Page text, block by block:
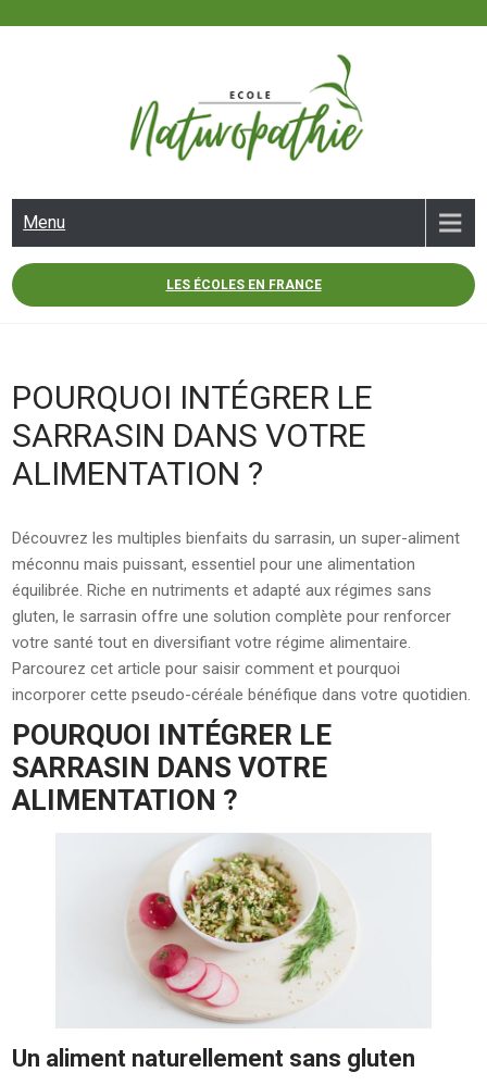
ECOLE NATUROPATHIE
Menu
LES ÉCOLES EN FRANCE
POURQUOI INTÉGRER LE
SARRASIN DANS VOTRE
ALIMENTATION ?
Découvrez les multiples bienfaits du sarrasin, un super-aliment
méconnu mais puissant, essentiel pour une alimentation
équilibrée. Riche en nutriments et adapté aux régimes sans
gluten, le sarrasin offre une solution complète pour renforcer
votre santé tout en diversifiant votre régime alimentaire.
Parcourez cet article pour saisir comment et pourquoi
incorporer cette pseudo-céréale bénéfique dans votre quotidien.
POURQUOI INTÉGRER LE
SARRASIN DANS VOTRE
ALIMENTATION ?
Un aliment naturellement sans gluten